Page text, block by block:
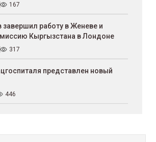
167
завершил работу в Женеве и
Кыргызстана в Лондоне
317
представлен новый
446